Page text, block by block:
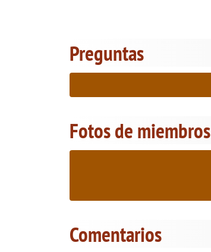
Preguntas
Fotos de miembros
Comentarios